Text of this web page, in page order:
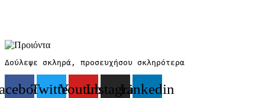
Δούλεψε σκληρά, προσευχήσου σκληρότερα
TwitterYoutubeInstagramLinkedin